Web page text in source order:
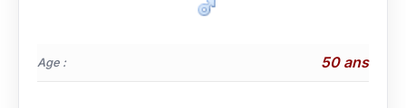
Age : 50 ans